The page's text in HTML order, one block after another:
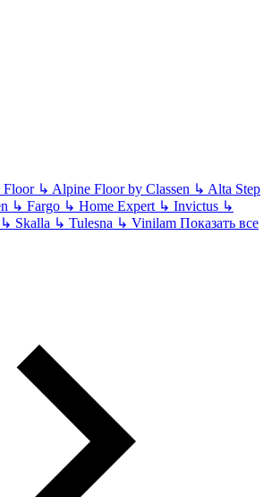
Floor ↳ Alpine Floor by Classen ↳ Alta Step
↳ Fargo ↳ Home Expert ↳ Invictus ↳
↳ Skalla ↳ Tulesna ↳ Vinilam Показать все